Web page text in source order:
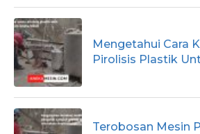
Mengetahui Cara
Pirolisis Plastik
Terobosan Mesin